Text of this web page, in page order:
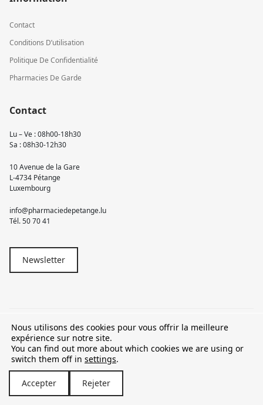
Contact
Conditions D’utilisation
Politique De Confidentialité
Pharmacies De Garde
Contact
Lu – Ve : 08h00-18h30
Sa : 08h30-12h30
10 Avenue de la Gare
L-4734 Pétange
Luxembourg
info@pharmaciedepetange.lu
Tél.50 70 41
Newsletter
© 2026 Pharmacie Pétange
TVA LU15581262
Nous utilisons des cookies pour vous offrir la meilleure
expérience sur notre site.
You can find out more about which cookies we are using or
switch them off in settings.
Accepter Rejeter